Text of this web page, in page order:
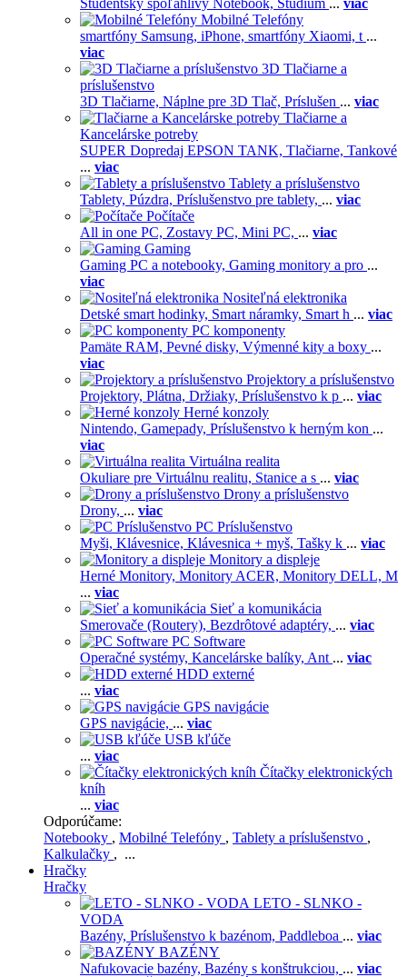
Študentský spoľahlivý Notebook, Štúdium ... viac
Mobilné Telefóny
smartfóny Samsung, iPhone, smartfóny Xiaomi, t ...
viac
3D Tlačiarne a
príslušenstvo
3D Tlačiarne, Náplne pre 3D Tlač, Príslušen ... viac
Tlačiarne a
Kancelárske potreby
SUPER Dopredaj EPSON TANK, Tlačiarne, Tankové
... viac
Tablety a príslušenstvo
Tablety, Púzdra, Príslušenstvo pre tablety, ... viac
Počítače
All in one PC, Zostavy PC, Mini PC, ... viac
Gaming
Gaming PC a notebooky, Gaming monitory a pro ...
viac
Nositeľná elektronika
Detské smart hodinky, Smart náramky, Smart h ... viac
PC komponenty
Pamäte RAM, Pevné disky, Výmenné kity a boxy ...
viac
Projektory a príslušenstvo
Projektory, Plátna, Držiaky, Príslušenstvo k p ... viac
Herné konzoly
Nintendo, Gamepady, Príslušenstvo k herným kon ...
viac
Virtuálna realita
Okuliare pre Virtuálnu realitu, Stanice a s ... viac
Drony a príslušenstvo
Drony, ... viac
PC Príslušenstvo
Myši, Klávesnice, Klávesnica + myš, Tašky k ... viac
Monitory a displeje
Herné Monitory, Monitory ACER, Monitory DELL, M
... viac
Sieť a komunikácia
Smerovače (Routery), Bezdrôtové adaptéry, ... viac
PC Software
Operačné systémy, Kancelárske balíky, Ant ... viac
HDD externé
... viac
GPS navigácie
GPS navigácie, ... viac
USB kľúče
... viac
Čítačky elektronických
kníh
... viac
Odporúčame:
Notebooky , Mobilné Telefóny , Tablety a príslušenstvo ,
Kalkulačky , ...
Hračky
Hračky
LETO - SLNKO -
VODA
Bazény, Príslušenstvo k bazénom, Paddleboa ... viac
BAZÉNY
Nafukovacie bazény, Bazény s konštrukciou, ... viac